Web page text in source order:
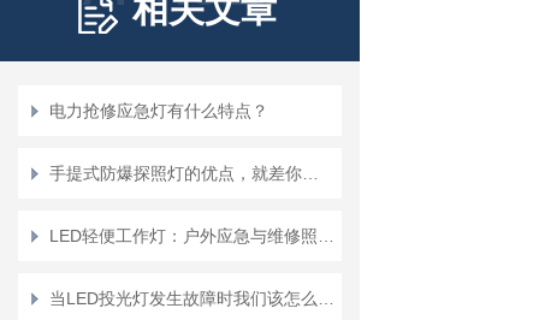
相关文章
电力抢修应急灯有什么特点？